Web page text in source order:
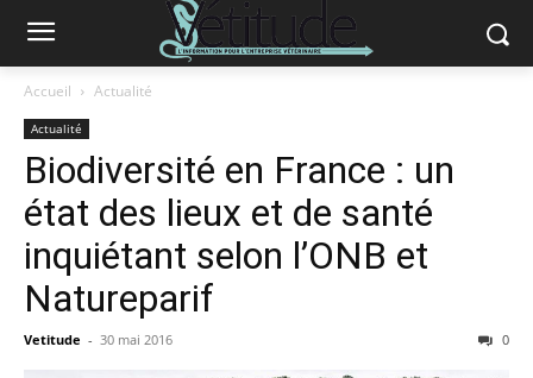
Accueil Actualité
Actualité
Biodiversité en France : un
état des lieux et de santé
inquiétant selon l’ONB et
Natureparif
Vetitude - 30 mai 2016 0